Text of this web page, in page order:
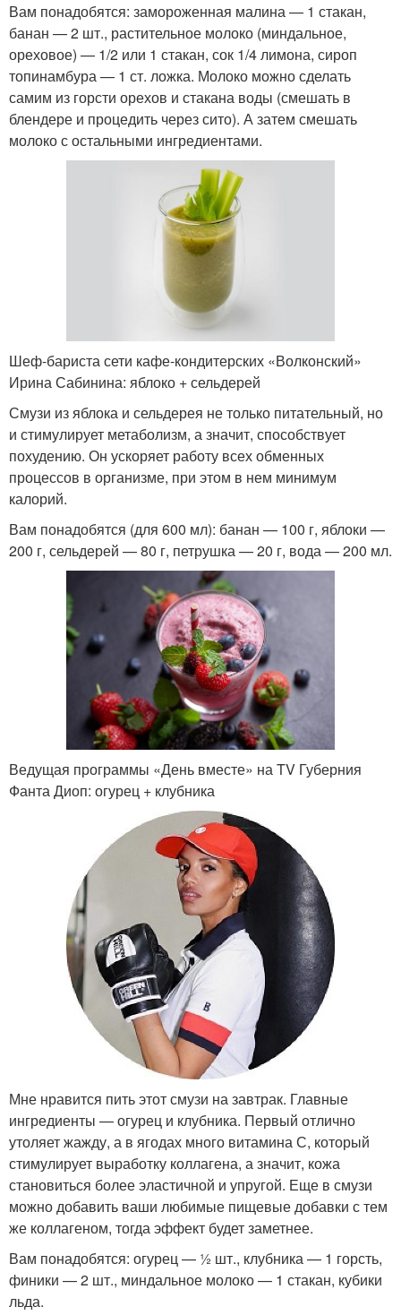
Вам понадобятся: замороженная малина — 1 стакан,
банан — 2 шт., растительное молоко (миндальное,
ореховое) — 1/2 или 1 стакан, сок 1/4 лимона, сироп
топинамбура — 1 ст. ложка. Молоко можно сделать
самим из горсти орехов и стакана воды (смешать в
блендере и процедить через сито). А затем смешать
молоко с остальными ингредиентами.
Шеф-бариста сети кафе-кондитерских «Волконский»
Ирина Сабинина: яблоко + сельдерей
Смузи из яблока и сельдерея не только питательный, но
и стимулирует метаболизм, а значит, способствует
похудению. Он ускоряет работу всех обменных
процессов в организме, при этом в нем минимум
калорий.
Вам понадобятся (для 600 мл): банан — 100 г, яблоки —
200 г, сельдерей — 80 г, петрушка — 20 г, вода — 200 мл.
Ведущая программы «День вместе» на TV Губерния
Фанта Диоп: огурец + клубника
Мне нравится пить этот смузи на завтрак. Главные
ингредиенты — огурец и клубника. Первый отлично
утоляет жажду, а в ягодах много витамина С, который
стимулирует выработку коллагена, а значит, кожа
становиться более эластичной и упругой. Еще в смузи
можно добавить ваши любимые пищевые добавки с тем
же коллагеном, тогда эффект будет заметнее.
Вам понадобятся: огурец — ½ шт., клубника — 1 горсть,
финики — 2 шт., миндальное молоко — 1 стакан, кубики
льда.